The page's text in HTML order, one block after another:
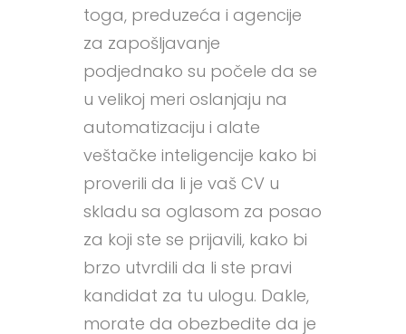
toga, preduzeća i agencije
za zapošljavanje
podjednako su počele da se
u velikoj meri oslanjaju na
automatizaciju i alate
veštačke inteligencije kako bi
proverili da li je vaš CV u
skladu sa oglasom za posao
za koji ste se prijavili, kako bi
brzo utvrdili da li ste pravi
kandidat za tu ulogu. Dakle,
morate da obezbedite da je